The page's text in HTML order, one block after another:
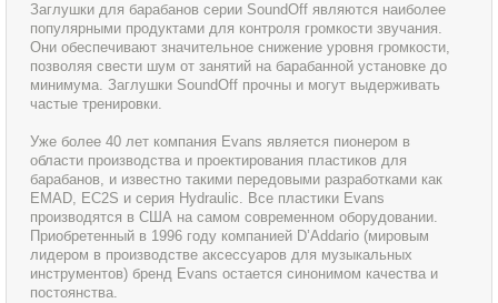
Заглушки для барабанов серии SoundOff являются наиболее
популярными продуктами для контроля громкости звучания.
Они обеспечивают значительное снижение уровня громкости,
позволяя свести шум от занятий на барабанной установке до
минимума. Заглушки SoundOff прочны и могут выдерживать
частые тренировки.
Уже более 40 лет компания Evans является пионером в
области производства и проектирования пластиков для
барабанов, и известно такими передовыми разработками как
EMAD, EC2S и серия Hydraulic. Все пластики Evans
производятся в США на самом современном оборудовании.
Приобретенный в 1996 году компанией D’Addario (мировым
лидером в производстве аксессуаров для музыкальных
инструментов) бренд Evans остается синонимом качества и
постоянства.